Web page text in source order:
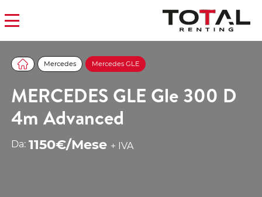
Mercedes Mercedes GLE
MERCEDES GLE Gle 300 D
4m Advanced
Da: 1150€/Mese + IVA